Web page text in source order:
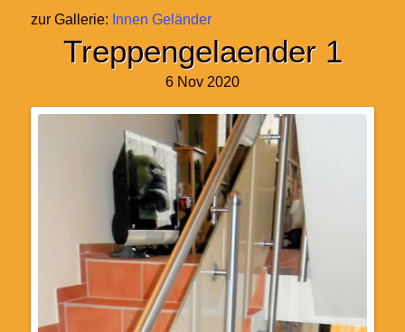
zur Gallerie: Innen Geländer
Treppengelaender 1
6 Nov 2020